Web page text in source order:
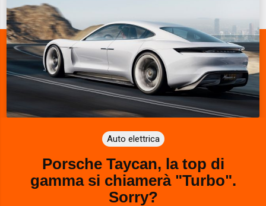
Auto elettrica
Porsche Taycan, la top di
gamma si chiamerà "Turbo".
Sorry?